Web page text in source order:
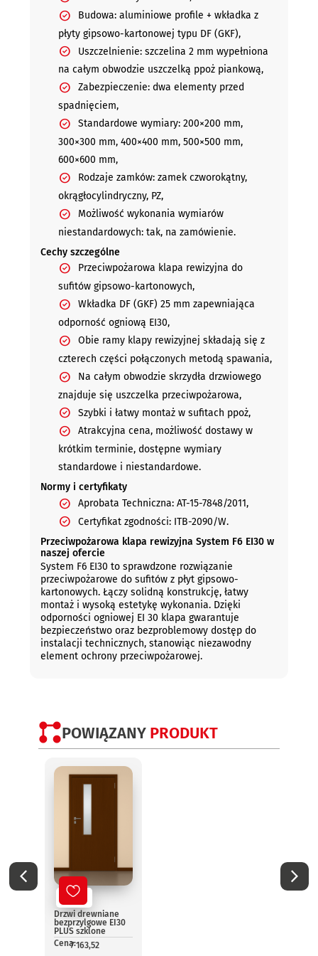
Budowa: aluminiowe profile + wkładka z
płyty gipsowo-kartonowej typu DF (GKF),
Uszczelnienie: szczelina 2 mm wypełniona
na całym obwodzie uszczelką ppoż piankową,
Zabezpieczenie: dwa elementy przed
spadnięciem,
Standardowe wymiary: 200×200 mm,
300×300 mm, 400×400 mm, 500×500 mm,
600×600 mm,
Rodzaje zamków: zamek czworokątny,
okrągłocylindryczny, PZ,
Możliwość wykonania wymiarów
niestandardowych: tak, na zamówienie.
Cechy szczególne
Przeciwpożarowa klapa rewizyjna do
sufitów gipsowo-kartonowych,
Wkładka DF (GKF) 25 mm zapewniająca
odporność ogniową EI30,
Obie ramy klapy rewizyjnej składają się z
czterech części połączonych metodą spawania,
Na całym obwodzie skrzydła drzwiowego
znajduje się uszczelka przeciwpożarowa,
Szybki i łatwy montaż w sufitach ppoż,
Atrakcyjna cena, możliwość dostawy w
krótkim terminie, dostępne wymiary
standardowe i niestandardowe.
Normy i certyfikaty
Aprobata Techniczna: AT-15-7848/2011,
Certyfikat zgodności: ITB-2090/W.
Przeciwpożarowa klapa rewizyjna System F6 EI30 w
naszej ofercie
System F6 EI30 to sprawdzone rozwiązanie
przeciwpożarowe do sufitów z płyt gipsowo-
kartonowych. Łączy solidną konstrukcję, łatwy
montaż i wysoką estetykę wykonania. Dzięki
odporności ogniowej EI 30 klapa gwarantuje
bezpieczeństwo oraz bezproblemowy dostęp do
instalacji technicznych, stanowiąc niezawodny
element ochrony przeciwpożarowej.
POWIĄZANY PRODUKT
Nowy
Drzwi drewniane
bezprzylgowe EI30
PLUS szklone
Cena:7 163,52
EI60